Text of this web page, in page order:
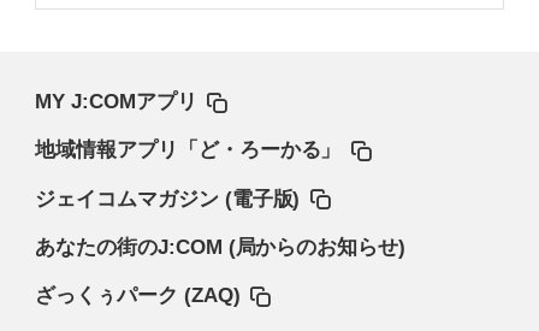
MY J:COMアプリ
地域情報アプリ「ど・ろーかる」
ジェイコムマガジン (電子版)
あなたの街のJ:COM (局からのお知らせ)
ざっくぅパーク (ZAQ)